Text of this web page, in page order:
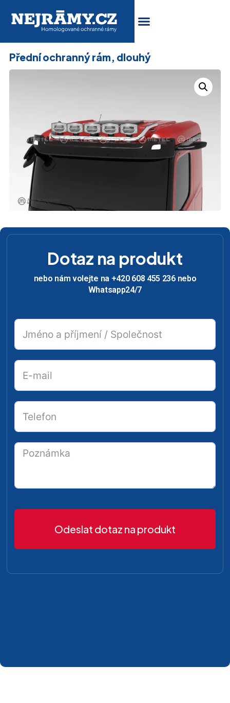
Přední ochranný rám, dlouhý
Dotaz na produkt
nebo nám volejte na +420 608 455 236 nebo
Whatsapp24/7
Odeslat dotaz na produkt